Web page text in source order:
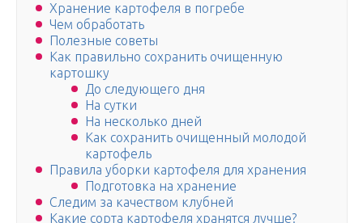
Хранение картофеля в погребе
Чем обработать
Полезные советы
Как правильно сохранить очищенную
картошку
До следующего дня
На сутки
На несколько дней
Как сохранить очищенный молодой
картофель
Правила уборки картофеля для хранения
Подготовка на хранение
Следим за качеством клубней
Какие сорта картофеля хранятся лучше?